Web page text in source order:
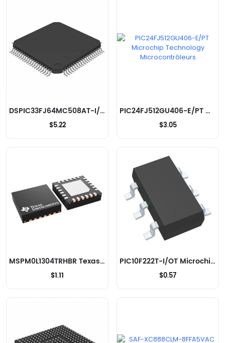
DSPIC33FJ64MC508AT-I/PT Microchip Technology Microcontrôleurs
$5.22
PIC24FJ512GU406-E/PT Microchip Technology Microcontrôleurs
$3.05
MSPM0L1304TRHBR Texas Instruments Microcontrôleurs
$1.11
PIC10F222T-I/OT Microchip Technology Microcontrôleurs
$0.57